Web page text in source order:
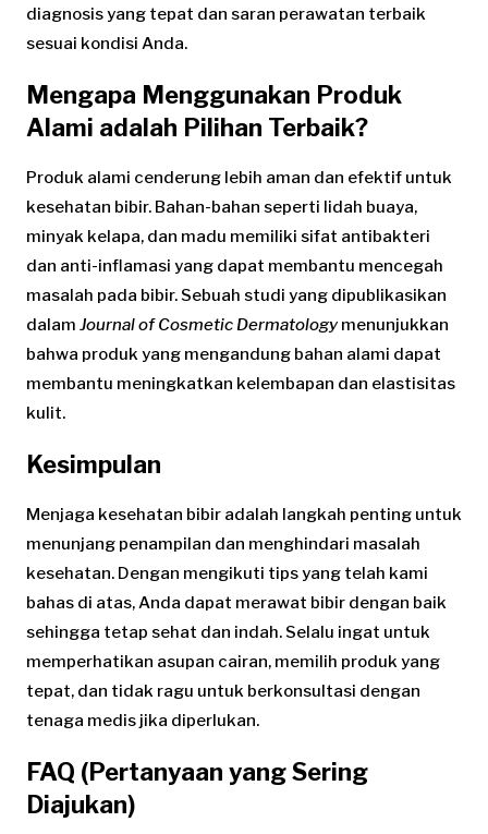
diagnosis yang tepat dan saran perawatan terbaik
sesuai kondisi Anda.
Mengapa Menggunakan Produk
Alami adalah Pilihan Terbaik?
Produk alami cenderung lebih aman dan efektif untuk
kesehatan bibir. Bahan-bahan seperti lidah buaya,
minyak kelapa, dan madu memiliki sifat antibakteri
dan anti-inflamasi yang dapat membantu mencegah
masalah pada bibir. Sebuah studi yang dipublikasikan
dalam Journal of Cosmetic Dermatologymenunjukkan
bahwa produk yang mengandung bahan alami dapat
membantu meningkatkan kelembapan dan elastisitas
kulit.
Kesimpulan
Menjaga kesehatan bibir adalah langkah penting untuk
menunjang penampilan dan menghindari masalah
kesehatan. Dengan mengikuti tips yang telah kami
bahas di atas, Anda dapat merawat bibir dengan baik
sehingga tetap sehat dan indah. Selalu ingat untuk
memperhatikan asupan cairan, memilih produk yang
tepat, dan tidak ragu untuk berkonsultasi dengan
tenaga medis jika diperlukan.
FAQ (Pertanyaan yang Sering
Diajukan)